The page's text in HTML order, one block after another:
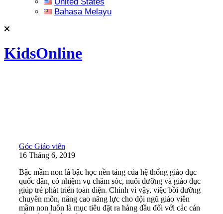
Bahasa Melayu
KidsOnline
Góc Giáo viên
16 Tháng 6, 2019
Bậc mầm non là bậc học nền tảng của hệ thống giáo dục
quốc dân, có nhiệm vụ chăm sóc, nuôi dưỡng và giáo dục
giúp trẻ phát triển toàn diện. Chính vì vậy, việc bồi dưỡng
chuyên môn, nâng cao năng lực cho đội ngũ giáo viên
mầm non luôn là mục tiêu đặt ra hàng đầu đối với các cán